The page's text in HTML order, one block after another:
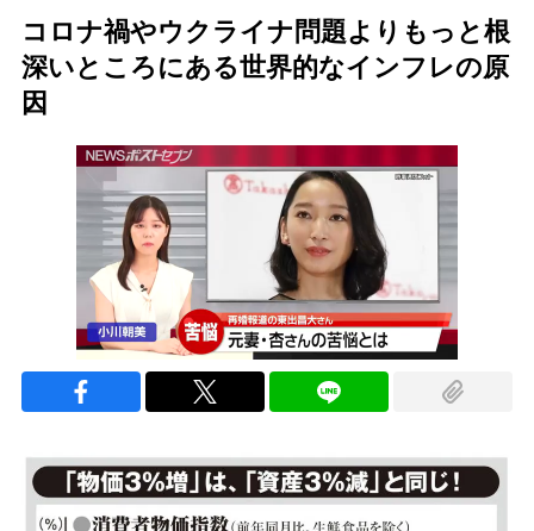
コロナ禍やウクライナ問題よりもっと根
深いところにある世界的なインフレの原
因